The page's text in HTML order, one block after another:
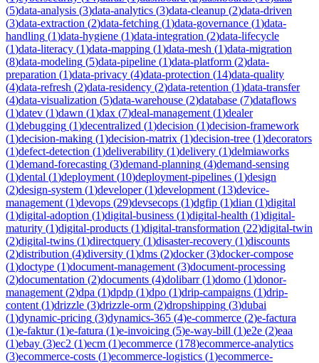
(5)data-analysis (3)data-analytics (3)data-cleanup (2)data-driven
(3)data-extraction (2)data-fetching (1)data-governance (1)data-
handling (1)data-hygiene (1)data-integration (2)data-lifecycle
(1)data-literacy (1)data-mapping (1)data-mesh (1)data-migration
(8)data-modeling (5)data-pipeline (1)data-platform (2)data-
preparation (1)data-privacy (4)data-protection (14)data-quality
(4)data-refresh (2)data-residency (2)data-retention (1)data-transfer
(4)data-visualization (5)data-warehouse (2)database (7)dataflows
(1)datev (1)dawn (1)dax (7)deal-management (1)dealer
(1)debugging (1)decentralized (1)decision (1)decision-framework
(1)decision-making (1)decision-matrix (1)decision-tree (1)decorators
(1)defect-detection (1)deliverability (1)delivery (1)delmiaworks
(1)demand-forecasting (3)demand-planning (4)demand-sensing
(1)dental (1)deployment (10)deployment-pipelines (1)design
(2)design-system (1)developer(1)development (13)device-
management (1)devops (29)devsecops (1)dgfip (1)dian (1)digital
(1)digital-adoption (1)digital-business (1)digital-health (1)digital-
maturity (1)digital-products (1)digital-transformation (22)digital-twin
(2)digital-twins (1)directquery (1)disaster-recovery (1)discounts
(2)distribution (4)diversity (1)dms (2)docker(3)docker-compose
(1)doctype (1)document-management (3)document-processing
(2)documentation (2)documents (4)dolibarr(1)domo (1)donor-
management (2)dpa (1)dpdp (1)dpo (1)drip-campaigns (1)drip-
content (1)drizzle (3)drizzle-orm (2)dropshipping (3)dubai
(1)dynamic-pricing (3)dynamics-365 (4)e-commerce (2)e-factura
(1)e-faktur(1)e-fatura (1)e-invoicing (5)e-way-bill (1)e2e (2)eaa
(1)ebay (3)ec2 (1)ecm (1)ecommerce (178)ecommerce-analytics
(3)ecommerce-costs (1)ecommerce-logistics (1)ecommerce-